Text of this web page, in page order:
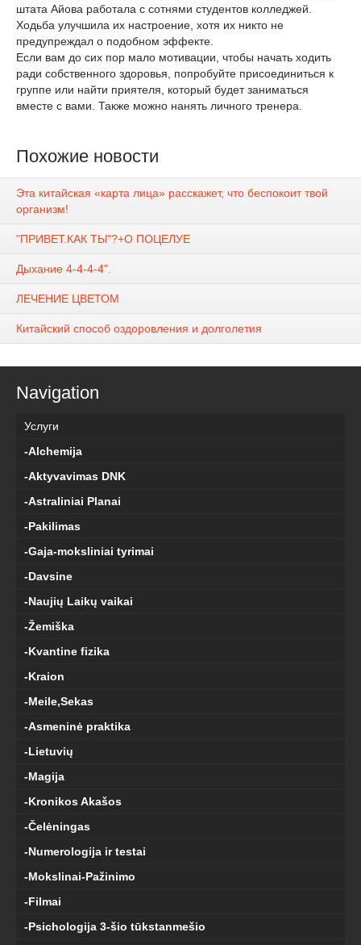
штата Айова работала с сотнями студентов колледжей.
Ходьба улучшила их настроение, хотя их никто не
предупреждал о подобном эффекте.
Если вам до сих пор мало мотивации, чтобы начать ходить
ради собственного здоровья, попробуйте присоединиться к
группе или найти приятеля, который будет заниматься
вместе с вами. Также можно нанять личного тренера.
Похожие новости
Эта китайская «карта лица» расскажет, что беспокоит твой
организм!
"ПРИВЕТ.КАК ТЫ"?+О ПОЦЕЛУЕ
Дыхание 4-4-4-4".
ЛЕЧЕНИЕ ЦВЕТОМ
Китайский способ оздоровления и долголетия
Navigation
Услуги
-Alchemija
-Aktyvavimas DNK
-Astraliniai Planai
-Pakilimas
-Gaja-moksliniai tyrimai
-Davsine
-Naujių Laikų vaikai
-Žemiška
-Kvantine fizika
-Kraion
-Meile,Sekas
-Asmeninė praktika
-Lietuvių
-Magija
-Kronikos Akašos
-Čelėningas
-Numerologija ir testai
-Mokslinai-Pažinimo
-Filmai
-Psichologija 3-šio tūkstanmešio